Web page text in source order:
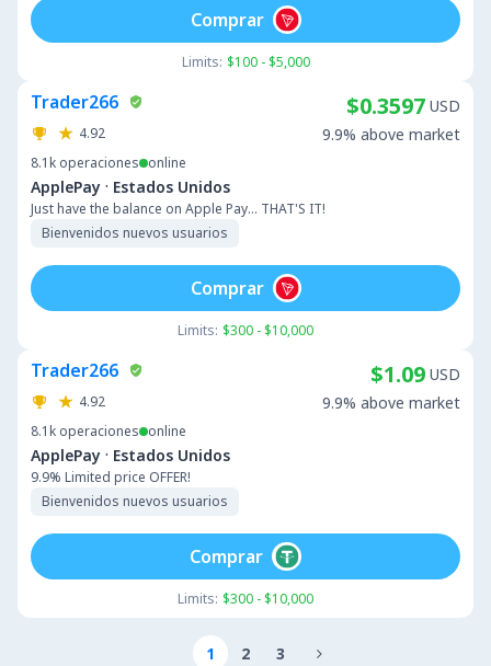
Limits: $100 - $5,000
Comprar
Trader266
4.92
8.1k operaciones online
ApplePay · Estados Unidos
Just have the balance on Apple Pay... THAT'S IT!
Bienvenidos nuevos usuarios
$0.3597 USD
9.9% above market
Limits: $300 - $10,000
Comprar
Trader266
4.92
8.1k operaciones online
ApplePay · Estados Unidos
9.9% Limited price OFFER!
Bienvenidos nuevos usuarios
$1.09 USD
9.9% above market
Limits: $300 - $10,000
Comprar
1 2 3 